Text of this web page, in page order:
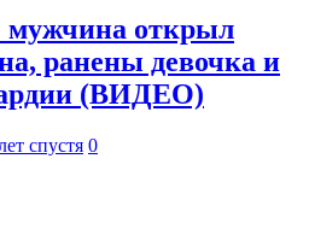
мужчина открыл
ранены девочка и
(ВИДЕО)
спустя 0